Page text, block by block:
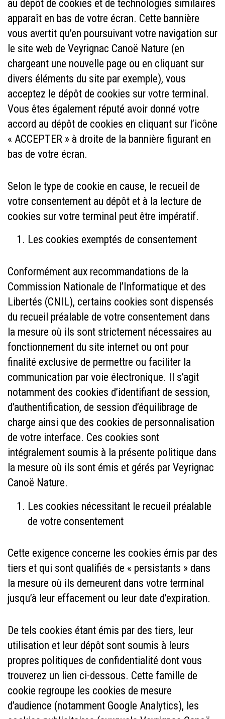
au dépôt de cookies et de technologies similaires
apparaît en bas de votre écran. Cette bannière
vous avertit qu’en poursuivant votre navigation sur
le site web de Veyrignac Canoë Nature (en
chargeant une nouvelle page ou en cliquant sur
divers éléments du site par exemple), vous
acceptez le dépôt de cookies sur votre terminal.
Vous êtes également réputé avoir donné votre
accord au dépôt de cookies en cliquant sur l’icône
« ACCEPTER » à droite de la bannière figurant en
bas de votre écran.
Selon le type de cookie en cause, le recueil de
votre consentement au dépôt et à la lecture de
cookies sur votre terminal peut être impératif.
Les cookies exemptés de consentement
Conformément aux recommandations de la
Commission Nationale de l’Informatique et des
Libertés (CNIL), certains cookies sont dispensés
du recueil préalable de votre consentement dans
la mesure où ils sont strictement nécessaires au
fonctionnement du site internet ou ont pour
finalité exclusive de permettre ou faciliter la
communication par voie électronique. Il s’agit
notamment des cookies d’identifiant de session,
d’authentification, de session d’équilibrage de
charge ainsi que des cookies de personnalisation
de votre interface. Ces cookies sont
intégralement soumis à la présente politique dans
la mesure où ils sont émis et gérés par Veyrignac
Canoë Nature.
Les cookies nécessitant le recueil préalable
de votre consentement
Cette exigence concerne les cookies émis par des
tiers et qui sont qualifiés de « persistants » dans
la mesure où ils demeurent dans votre terminal
jusqu’à leur effacement ou leur date d’expiration.
De tels cookies étant émis par des tiers, leur
utilisation et leur dépôt sont soumis à leurs
propres politiques de confidentialité dont vous
trouverez un lien ci-dessous. Cette famille de
cookie regroupe les cookies de mesure
d’audience (notamment Google Analytics), les